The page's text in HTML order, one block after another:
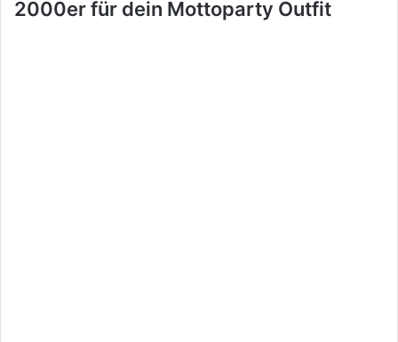
2000er für dein Mottoparty Outfit